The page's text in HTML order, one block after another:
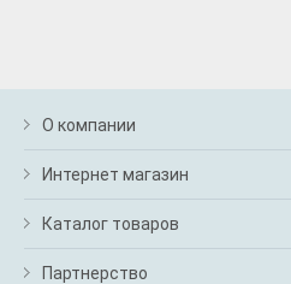
О компании
Интернет магазин
Каталог товаров
Партнерство